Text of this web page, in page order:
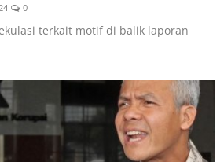
0
terkait motif di balik laporan